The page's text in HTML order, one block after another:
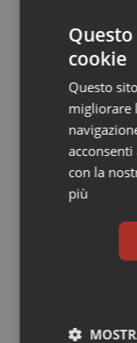
Sangue &
Tiroide
Tumore al
Tumore
Tumori del
Tumori
Studi e
Il
cookie
Questo
migliorare
con la
più